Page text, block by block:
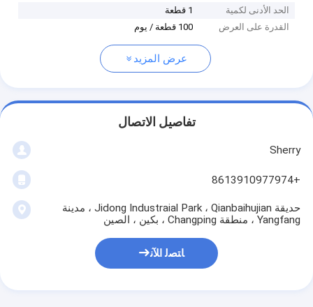
الحد الأدنى لكمية
1 قطعة
القدرة على العرض
100 قطعة / يوم
عرض المزيد
تفاصيل الاتصال
Sherry
+8613910977974
حديقة Jidong Industraial Park ، Qianbaihujian ، مدينة
Yangfang ، منطقة Changping ، بكين ، الصين
ﺎﺘﺼﻟ ﺍﻶﻧ